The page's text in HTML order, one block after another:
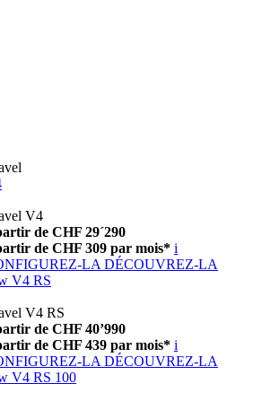
V4
de CHF 29´290
de CHF 309 par mois* i
LA DÉCOUVREZ-LA
V4 RS
V4 RS
de CHF 40’990
de CHF 439 par mois* i
LA DÉCOUVREZ-LA
V4 RS 100